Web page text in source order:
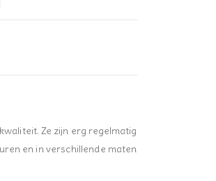
Ze zijn erg regelmatig
en in verschillende maten